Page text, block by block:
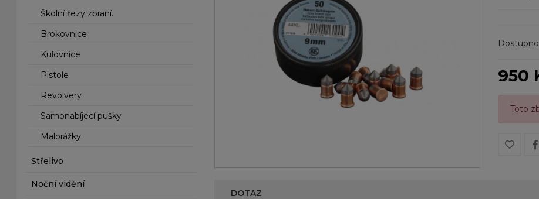
Školní řezy zbraní.
Brokovnice
Kulovnice
Pistole
Revolvery
Samonabíjecí pušky
Malorážky
Střelivo
Noční vidění
950
Toto
DOTAZ